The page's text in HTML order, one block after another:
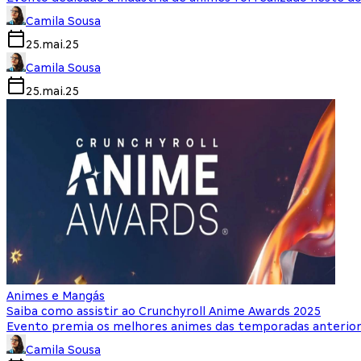
Camila Sousa
25.mai.25
Camila Sousa
25.mai.25
Animes e Mangás
Saiba como assistir ao Crunchyroll Anime Awards 2025
Evento premia os melhores animes das temporadas
Camila Sousa